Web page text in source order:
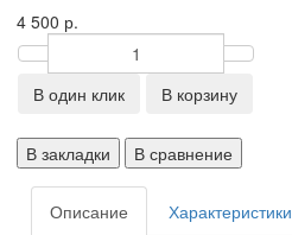
4 500 р.
В один клик В корзину
В закладки В сравнение
Описание
Характеристики